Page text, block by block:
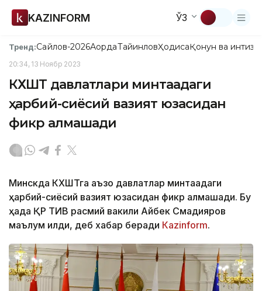
KAZINFORM ЎЗ
Тренд:Сайлов-2026АқордаТайинловҲодисаҚонун ва
20:34, 13 Ноябр 2023
КХШТ давлатлари минтақадаги
ҳарбий-сиёсий вазият юзасидан
фикр алмашади
Минскда КХШТга аъзо давлатлар минтақадаги
ҳарбий-сиёсий вазият юзасидан фикр алмашади. Бу
ҳақда ҚР ТИВ расмий вакили Айбек Смадияров
маълум қилди, деб хабар беради Каzinform.